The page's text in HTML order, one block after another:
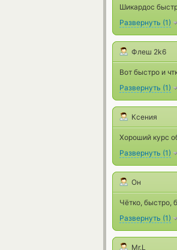
Шикардос
Развернуть (1)
Флеш 2k6
Вот быстро и
Развернуть (1)
Ксения
Хороший курс
Развернуть (1)
Он
Чётко, быстро,
Развернуть (1)
Mr.L